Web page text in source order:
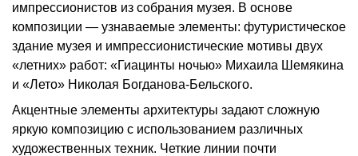
импрессионистов из собрания музея. В основе
композиции — узнаваемые элементы: футуристическое
здание музея и импрессионистические мотивы двух
«летних» работ: «Гиацинты ночью» Михаила Шемякина
и «Лето» Николая Богданова-Бельского.
Акцентные элементы архитектуры задают сложную
яркую композицию с использованием различных
художественных техник. Четкие линии почти